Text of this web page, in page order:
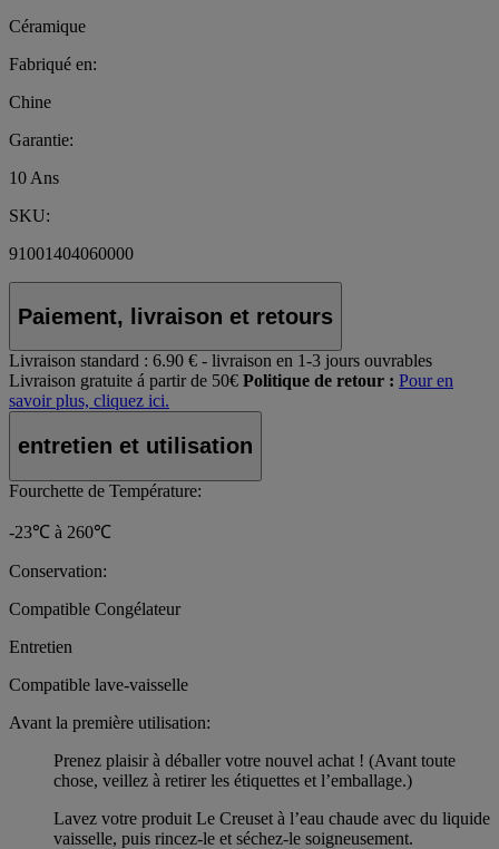
Céramique
Fabriqué en:
Chine
Garantie:
10 Ans
SKU:
91001404060000
Paiement, livraison et retours
Livraison standard : 6.90 € - livraison en 1-3 jours ouvrables
Livraison gratuite á partir de 50€ Politique de retour : Pour en
savoir plus, cliquez ici.
entretien et utilisation
Fourchette de Température:
-23℃ à 260℃
Conservation:
Compatible Congélateur
Entretien
Compatible lave-vaisselle
Avant la première utilisation:
Prenez plaisir à déballer votre nouvel achat ! (Avant toute
chose, veillez à retirer les étiquettes et l’emballage.)
Lavez votre produit Le Creuset à l’eau chaude avec du liquide
vaisselle, puis rincez-le et séchez-le soigneusement.